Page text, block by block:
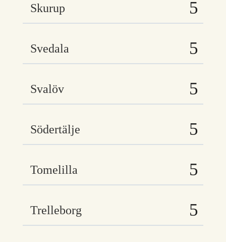
Skurup
Svedala
Svalöv
Södertälje
Tomelilla
Trelleborg